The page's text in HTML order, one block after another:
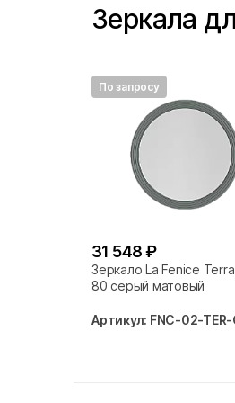
Зеркала
По запросу
31 548 ₽
Зеркало La Fenice
80 серый матовый
Артикул: FNC-02-